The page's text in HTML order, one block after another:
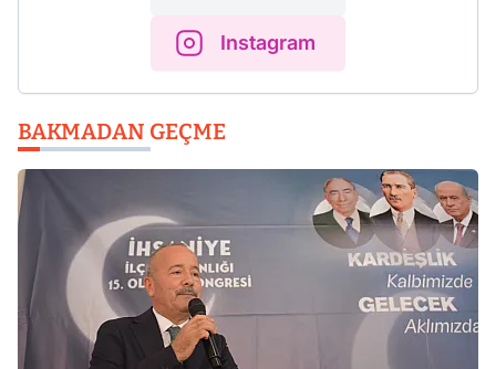
Instagram
BAKMADAN GEÇME